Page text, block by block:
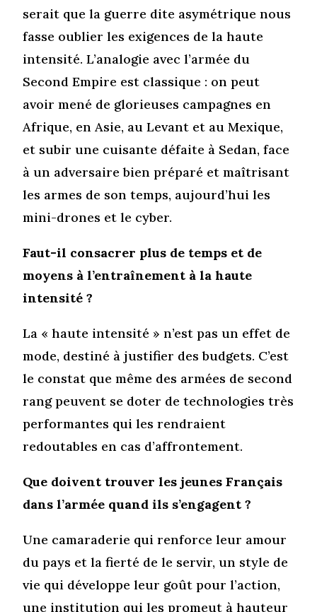
serait que la guerre dite asymétrique nous
fasse oublier les exigences de la haute
intensité. L’analogie avec l’armée du
Second Empire est classique : on peut
avoir mené de glorieuses campagnes en
Afrique, en Asie, au Levant et au Mexique,
et subir une cuisante défaite à Sedan, face
à un adversaire bien préparé et maîtrisant
les armes de son temps, aujourd’hui les
mini-drones et le cyber.
Faut-il consacrer plus de temps et de
moyens à l’entraînement à la haute
intensité ?
La « haute intensité » n’est pas un effet de
mode, destiné à justifier des budgets. C’est
le constat que même des armées de second
rang peuvent se doter de technologies très
performantes qui les rendraient
redoutables en cas d’affrontement.
Que doivent trouver les jeunes Français
dans l’armée quand ils s’engagent ?
Une camaraderie qui renforce leur amour
du pays et la fierté de le servir, un style de
vie qui développe leur goût pour l’action,
une institution qui les promeut à hauteur